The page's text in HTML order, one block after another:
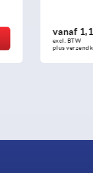
vanaf
excl. BTW
plus